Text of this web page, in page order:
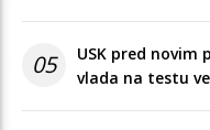
05
USK pred novim
vlada na testu